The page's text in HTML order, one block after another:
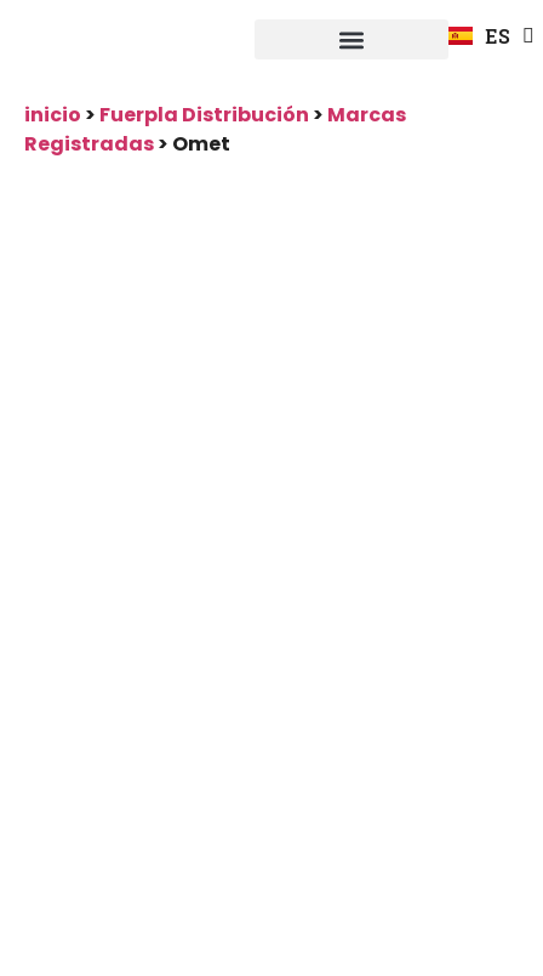
ES
DE
inicio > Fuerpla Distribución > Marcas
Registradas> Omet